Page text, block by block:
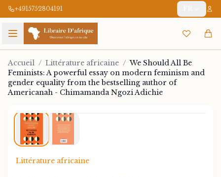
+4915752804191
Accueil / Littérature africaine / We Should All Be
Feminists: A powerful essay on modern feminism and
gender equality from the bestselling author of
Americanah - Chimamanda Ngozi Adichie
1/2
Littérature africaine